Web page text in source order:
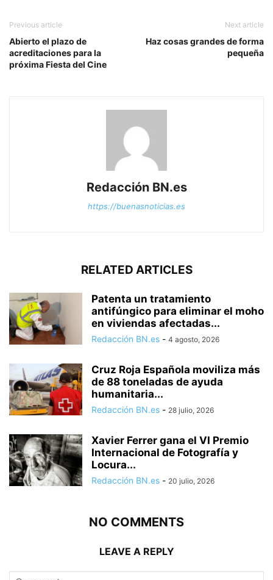
Previous article
Abierto el plazo de
acreditaciones para la
próxima Fiesta del Cine
Next article
Haz cosas grandes de forma
pequeña
Redacción BN.es
https://buenasnoticias.es
RELATED ARTICLES
Patenta un tratamiento
antifúngico para eliminar el moho
en viviendas afectadas...
Redacción BN.es - 4 agosto, 2026
Cruz Roja Española moviliza más
de 88 toneladas de ayuda
humanitaria...
Redacción BN.es - 28 julio, 2026
Xavier Ferrer gana el VI Premio
Internacional de Fotografía y
Locura...
Redacción BN.es - 20 julio, 2026
NO COMMENTS
LEAVE A REPLY